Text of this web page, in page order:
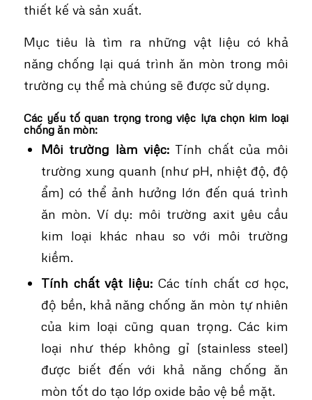
thiết kế và sản xuất.
Mục tiêu là tìm ra những vật liệu có khả
năng chống lại quá trình ăn mòn trong môi
trường cụ thể mà chúng sẽ được sử dụng.
Các yếu tố quan trọng trong việc lựa chọn kim loại
chống ăn mòn:
Môi trường làm việc: Tính chất của môi
trường xung quanh (như pH, nhiệt độ, độ
ẩm) có thể ảnh hưởng lớn đến quá trình
ăn mòn. Ví dụ: môi trường axit yêu cầu
kim loại khác nhau so với môi trường
kiềm.
Tính chất vật liệu: Các tính chất cơ học,
độ bền, khả năng chống ăn mòn tự nhiên
của kim loại cũng quan trọng. Các kim
loại như thép không gỉ (stainless steel)
được biết đến với khả năng chống ăn
mòn tốt do tạo lớp oxide bảo vệ bề mặt.